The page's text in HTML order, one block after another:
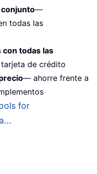
—
todas las
con todas las
de crédito
— ahorre frente a
for